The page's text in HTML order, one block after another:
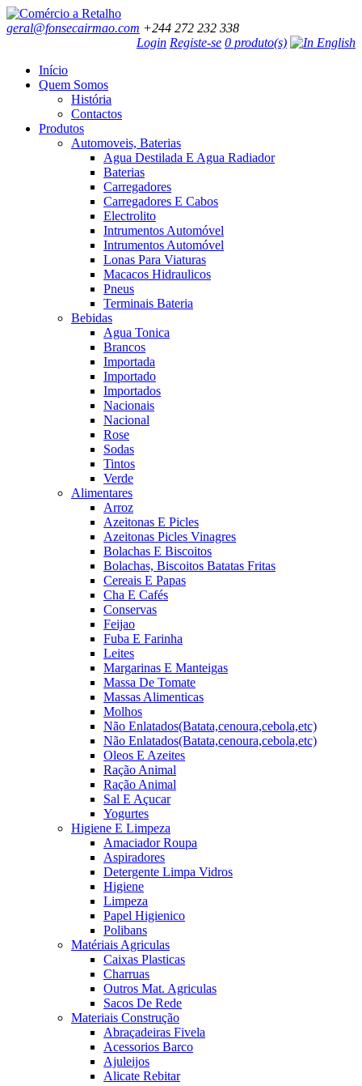
geral@fonsecairmao.com +244 272 232 338
Login Registe-se 0 produto(s)
Início
Quem Somos
História
Contactos
Produtos
Automoveis, Baterias
Agua Destilada E Agua Radiador
Baterias
Carregadores
Carregadores E Cabos
Electrolito
Intrumentos Automóvel
Intrumentos Automóvel
Lonas Para Viaturas
Macacos Hidraulicos
Pneus
Terminais Bateria
Bebidas
Agua Tonica
Brancos
Importada
Importado
Importados
Nacionais
Nacional
Rose
Sodas
Tintos
Verde
Alimentares
Arroz
Azeitonas E Picles
Azeitonas Picles Vinagres
Bolachas E Biscoitos
Bolachas, Biscoitos Batatas Fritas
Cereais E Papas
Cha E Cafés
Conservas
Feijao
Fuba E Farinha
Leites
Margarinas E Manteigas
Massa De Tomate
Massas Alimenticas
Molhos
Não Enlatados(Batata,cenoura,cebola,etc)
Não Enlatados(Batata,cenoura,cebola,etc)
Oleos E Azeites
Ração Animal
Ração Animal
Sal E Açucar
Yogurtes
Higiene E Limpeza
Amaciador Roupa
Aspiradores
Detergente Limpa Vidros
Higiene
Limpeza
Papel Higienico
Polibans
Matériais Agriculas
Caixas Plasticas
Charruas
Outros Mat. Agriculas
Sacos De Rede
Materiais Construção
Abraçadeiras Fivela
Acessorios Barco
Ajuleijos
Alicate Rebitar